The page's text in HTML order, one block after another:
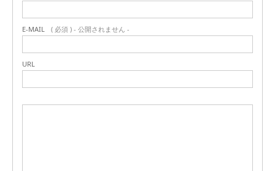
E-MAIL ( 必須 ) - 公開されません -
URL